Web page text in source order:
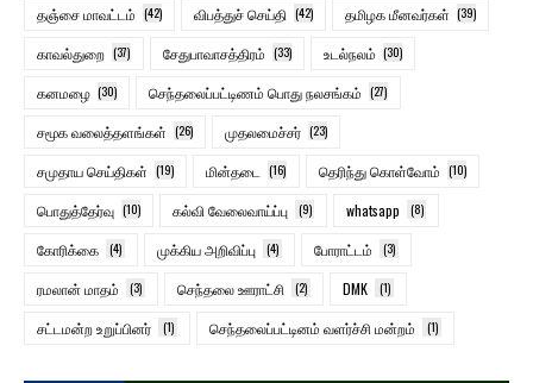
தஞ்சை மாவட்டம் (42) விபத்துச் செய்தி (42) தமிழக மீனவர்கள் (39)
காவல்துறை (37) சேதுபாவாசத்திரம் (33) உடல்நலம் (30)
கனமழை (30) செந்தலைப்பட்டிணம் பொது நலசங்கம் (27)
சமூக வலைத்தளங்கள் (26) முதலமைச்சர் (23)
சமுதாய செய்திகள் (19) மின்தடை (16) தெரிந்து கொள்வோம் (10)
பொதுத்தேர்வு (10) கல்வி வேலைவாய்ப்பு (9) whatsapp (8)
கோரிக்கை (4) முக்கிய அறிவிப்பு (4) போராட்டம் (3)
ரமலான் மாதம் (3) செந்தலை ஊராட்சி (2) DMK (1)
சட்டமன்ற உறுப்பினர் (1) செந்தலைப்பட்டினம் வளர்ச்சி மன்றம் (1)